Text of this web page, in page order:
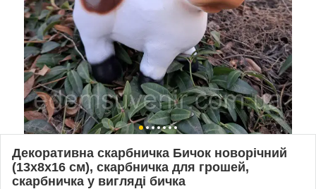
Декоративна скарбничка Бичок новорічний
(13х8х16 см), скарбничка для грошей,
скарбничка у вигляді бичка